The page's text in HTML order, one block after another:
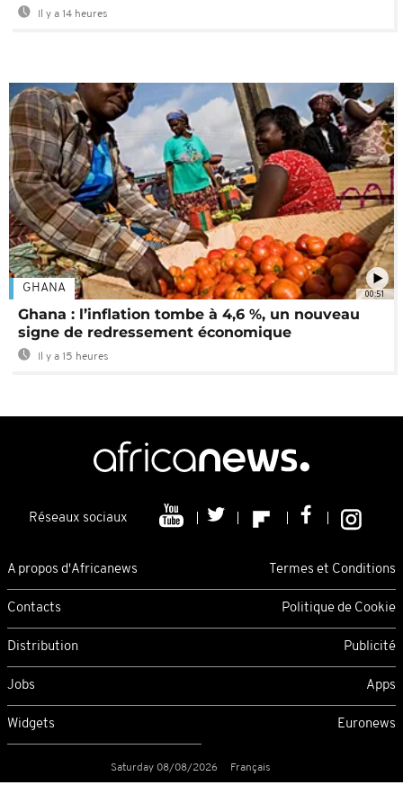
Il y a 14 heures
00:51
GHANA
Ghana : l’inflation tombe à 4,6 %, un nouveau
signe de redressement économique
Il y a 15 heures
Réseaux sociaux
A propos d'Africanews Termes et Conditions
Contacts Politique de Cookie
Distribution Publicité
Jobs Apps
Widgets Euronews
Saturday 08/08/2026